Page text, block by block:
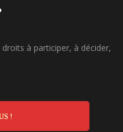
droits à participer, à décider,
!